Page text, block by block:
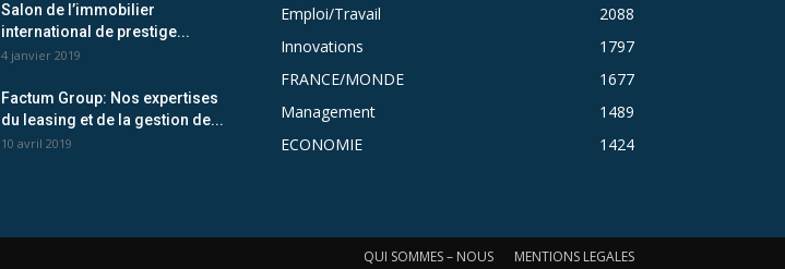
Salon de l’immobilier
international de prestige...
4 janvier 2019
Factum Group: Nos expertises
du leasing et de la gestion de...
10 avril 2019
Emploi/Travail
2088
Innovations
1797
FRANCE/MONDE
1677
Management
1489
ECONOMIE
1424
QUI SOMMES – NOUS MENTIONS LEGALES